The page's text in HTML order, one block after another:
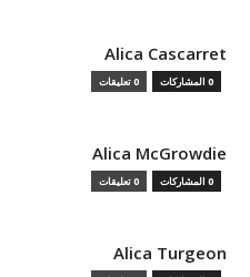
Alica Cascarret
0 المشاركات 0 تعليقات
Alica McGrowdie
0 المشاركات 0 تعليقات
Alica Turgeon